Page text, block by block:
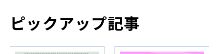
ピックアップ記事